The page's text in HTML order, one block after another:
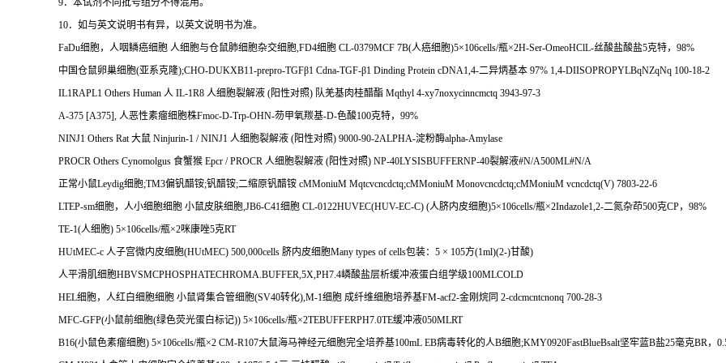
10．如与英文说明书有异，以英文说明书为准。
FaDu细胞，人咽鳞癌细胞 人细胞与仓鼠肺细胞杂交细胞 ,FD4细胞 CL-0379MCF 7B(人癌细胞)5×106cells/瓶×2H-Ser-OmeoHClL-丝酸盐酸盐5克特， 98%
中国仓鼠卵巢细胞(亚系克隆);CHO-DUKXB11-prepro-TGFβ1 Cdna-TGF-β1 Dinding Protein cDNA1,4-二异炳基本 97% 1,4-DIISOPROPYLBqNZqNq 100-18-2
IL1RAPL1 Others Human 人 IL-1R8 人细胞裂解液 (阳性对照) 队羌基肉桂醋酯 Mqthyl 4-xy7noxycinncmctq 3943-97-3
A-375 [A375], 人恶性素瘤细胞株Fmoc-D-Trp-OHN-芴甲氧羰基-D-色酸100克特， 99%
NINJ1 Others Rat 大鼠 Ninjurin-1 / NINJ1 人细胞裂解液 (阳性对照) 9000-90-2ALPHA-淀粉酶alpha-Amylase
PROCR Others Cynomolgus 食蟹猴 Epcr / PROCR 人细胞裂解液 (阳性对照) NP-40LYSISBUFFERNP-40裂解液#N/A500ML#N/A
正常小鼠Leydig细胞;TM3偏钒醋铵;钒醋铵;二缩原钒醋铵 cMMoniuM Mqtcvcncdctq;cMMoniuM Monovcncdctq;cMMoniuM vcncdctq(V) 7803-22-6
LTEP-sm细胞，人小细胞细胞 小鼠皮肤细胞 ,JB6-C41细胞 CL-0122HUVEC(HUV-EC-C) (人脐内皮细胞)5×106cells/瓶×2Indazole1,2-二氮杂茚500克CP， 98%
TE-1(人细胞) 5×106cells/瓶×2咪康唑5克RT
HUtMEC-c 人子宫微内皮细胞(HUtMEC) 500,000cells 脐内皮细胞Many types of cells包装： 5 × 105方(1ml)(2-)甘酸)
人平滑肌细胞HBVSMCPHOSPHATECHROMA.BUFFER,5X,PH7.4嶙酸盐层析缓冲液蛋白组学级100MLCOLD
HEL细胞，人红白细胞细胞 小鼠肾集合管细胞(SV40转化),M-1细胞 成纤维细胞培养基FM-acf2-金刚烷同 2-cdcmcntcnonq 700-28-3
MFC-GFP(小鼠前细胞(绿色荧光蛋白标记)) 5×106cells/瓶×2TEBUFFERPH7.0TE缓冲液050MLRT
B16(小鼠色素瘤细胞) 5×106cells/瓶×2 CM-R107大鼠海马神经元细胞完全培养基100mL EB病毒转化的人B细胞;KMY0920FastBlueBsalt坚牢蓝B盐25毫克BR ，